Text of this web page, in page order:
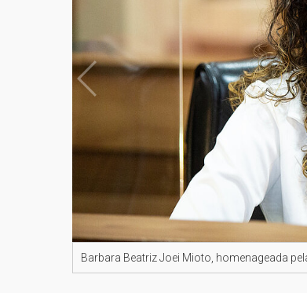
Barbara Beatriz Joei Mioto, homenageada